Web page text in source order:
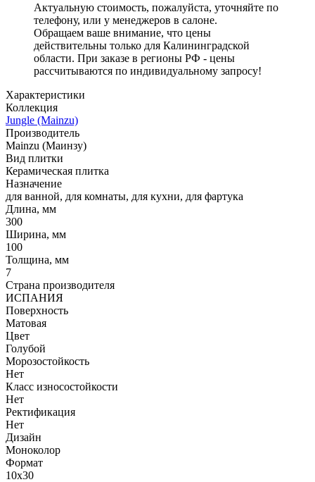
Актуальную стоимость, пожалуйста, уточняйте по
телефону, или у менеджеров в салоне.
Обращаем ваше внимание, что цены
действительны только для Калининградской
области. При заказе в регионы РФ - цены
рассчитываются по индивидуальному запросу!
Характеристики
Коллекция
Jungle (Mainzu)
Производитель
Mainzu (Маинзу)
Вид плитки
Керамическая плитка
Назначение
для ванной, для комнаты, для кухни, для фартука
Длина, мм
300
Ширина, мм
100
Толщина, мм
7
Страна производителя
ИСПАНИЯ
Поверхность
Матовая
Цвет
Голубой
Морозостойкость
Нет
Класс износостойкости
Нет
Ректификация
Нет
Дизайн
Моноколор
Формат
10x30